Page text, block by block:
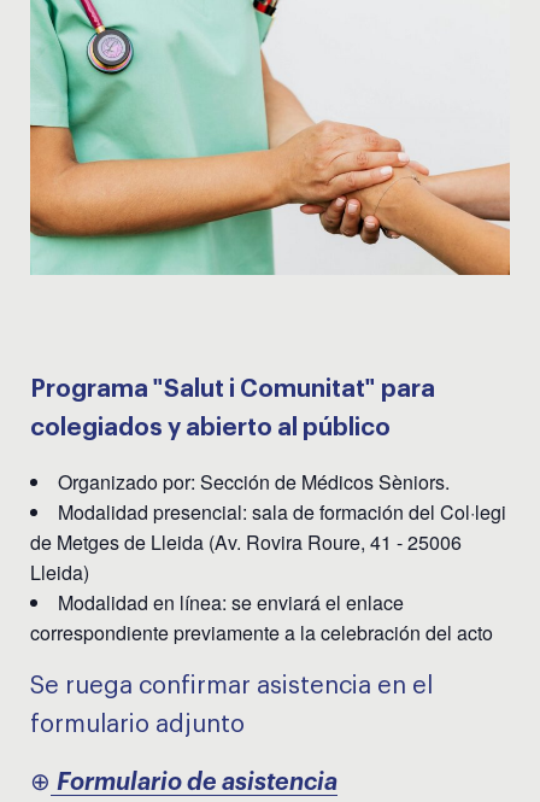
Programa "Salut i Comunitat" para
colegiados y abierto al público
Organizado por: Sección de Médicos Sèniors.
Modalidad presencial: sala de formación del Col·legi
de Metges de Lleida (Av. Rovira Roure, 41 - 25006
Lleida)
Modalidad en línea: se enviará el enlace
correspondiente previamente a la celebración del acto
Se ruega confirmar asistencia en el
formulario adjunto
⊕ Formulario de asistencia